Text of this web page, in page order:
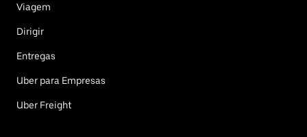
Viagem
Dirigir
Entregas
Uber para Empresas
Uber Freight